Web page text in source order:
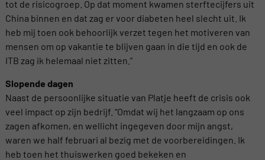
tot de risicogroep. Op dat moment kwamen sterftecijfers uit
China binnen en dat zag er voor diabeten heel slecht uit. Ik
heb mij toen ook behoorlijk verzet tegen het motiveren van
mensen om op vakantie te blijven gaan in die tijd en ook de
ITB zag ik helemaal niet zitten.”
Slopende dagen
Naast de persoonlijke situatie van Platje heeft de crisis ook
veel impact op zijn bedrijf. “Omdat wij het langzaam op ons
zagen afkomen, en wellicht ingegeven door mijn angst,
waren we half februari al bezig met de voorbereidingen. Ik
heb toen het thuiswerken goed bekeken en